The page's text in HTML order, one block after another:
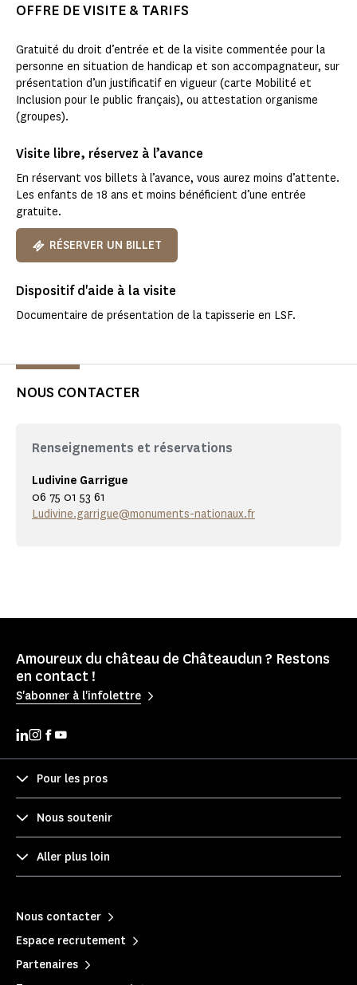
OFFRE DE VISITE & TARIFS
Gratuité du droit d’entrée et de la visite commentée pour la
personne en situation de handicap et son accompagnateur, sur
présentation d’un justificatif en vigueur (carte Mobilité et
Inclusion pour le public français), ou attestation organisme
(groupes).
Visite libre, réservez à l’avance
En réservant vos billets à l’avance, vous aurez moins d’attente.
Les enfants de 18 ans et moins bénéficient d’une entrée
gratuite.
RÉSERVER UN BILLET
Dispositif d'aide à la visite
Documentaire de présentation de la tapisserie en LSF.
NOUS CONTACTER
Renseignements et réservations
Ludivine Garrigue
06 75 01 53 61
Ludivine.garrigue@monuments-nationaux.fr
Amoureux du château de Châteaudun ? Restons
en contact !
S'abonner à l'infolettre
Pour les pros
Nous soutenir
Aller plus loin
Nous contacter
Espace recrutement
Partenaires